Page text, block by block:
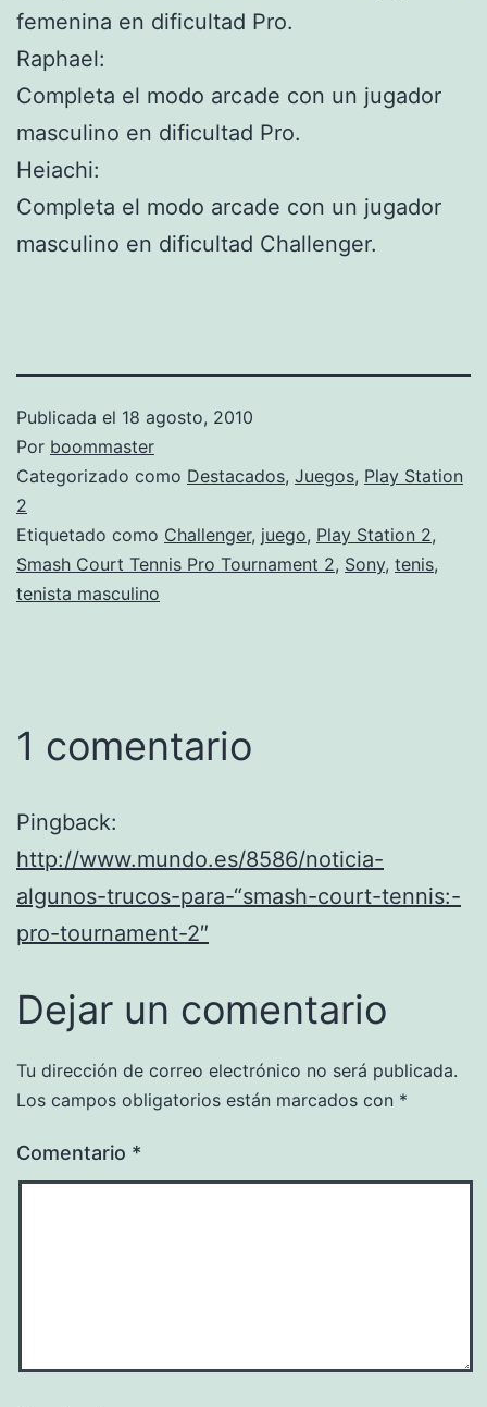
femenina en dificultad Pro.
Raphael:
Completa el modo arcade con un jugador
masculino en dificultad Pro.
Heiachi:
Completa el modo arcade con un jugador
masculino en dificultad Challenger.
Publicada el 18 agosto, 2010
Por boommaster
Categorizado como Destacados, Juegos, Play Station
2
Etiquetado como Challenger, juego, Play Station 2,
Smash Court Tennis Pro Tournament 2, Sony, tenis,
tenista masculino
1 comentario
Pingback:
http://www.mundo.es/8586/noticia-
algunos-trucos-para-“smash-court-tennis:-
pro-tournament-2″
Dejar un comentario
Tu dirección de correo electrónico no será publicada.
Los campos obligatorios están marcados con *
Comentario *